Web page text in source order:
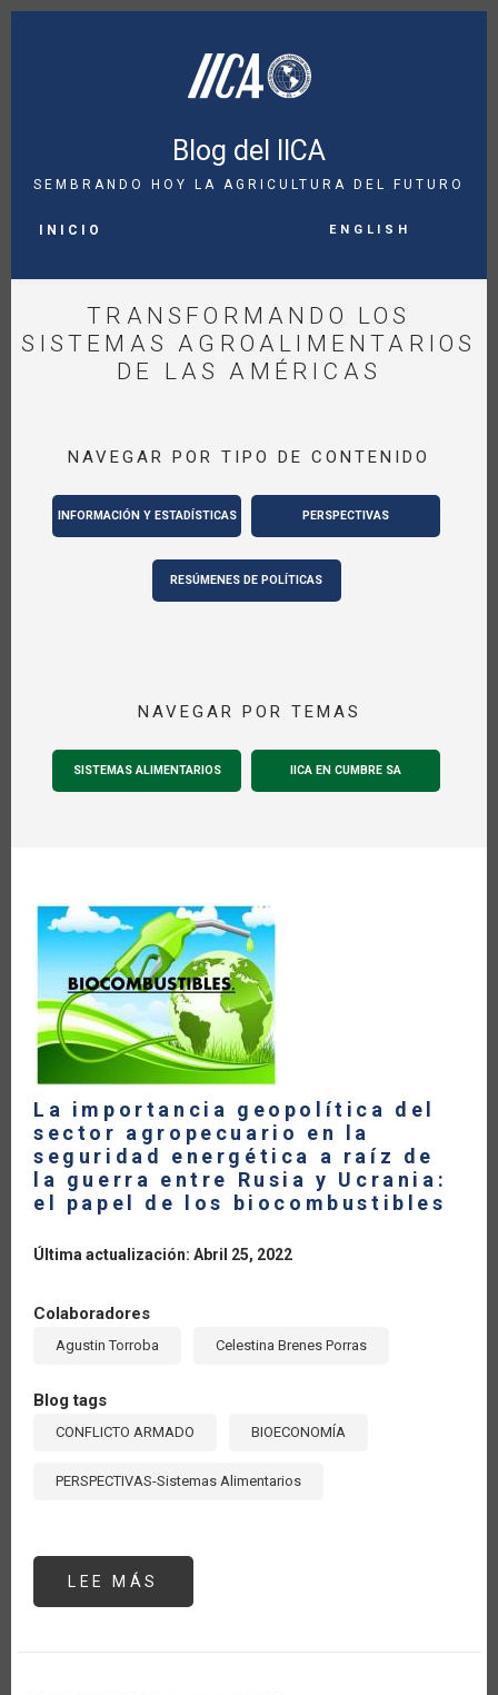
Pasar
Blog del IICA
SEMBRANDO HOY LA AGRICULTURA DEL FUTURO
NAVIGATION
INICIO English
TRANSFORMANDO LOS
SISTEMAS AGROALIMENTARIOS
DE LAS AMÉRICAS
NAVEGAR POR TIPO DE CONTENIDO
INFORMACIÓN Y ESTADÍSTICAS PERSPECTIVAS
RESÚMENES DE POLÍTICAS
NAVEGAR POR TEMAS
SISTEMAS ALIMENTARIOS IICA EN CUMBRE SA
La importancia geopolítica del
sector agropecuario en la
seguridad energética a raíz de
la guerra entre Rusia y Ucrania:
el papel de los biocombustibles
Última actualización: Abril 25, 2022
Colaboradores
Agustin Torroba Celestina Brenes Porras
Blog tags
CONFLICTO ARMADO BIOECONOMÍA
PERSPECTIVAS-Sistemas Alimentarios
LEE MÁS
IMPORTANCIA